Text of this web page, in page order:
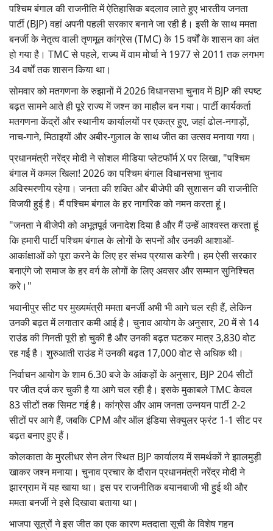
National
Latest News
Agriculture Conclave and NACOF
Awards 2022
Agri Start-Ups
Language
English Hindi
पश्चिम बंगाल की राजनीति में ऐतिहासिक बदलाव लाते हुए भारतीय जनता
पार्टी (BJP) वहां अपनी पहली सरकार बनाने जा रही है। इसी के साथ ममता
बनर्जी के नेतृत्व वाली तृणमूल कांग्रेस (TMC) के 15 वर्षों के शासन का अंत
हो गया है। TMC से पहले, राज्य में वाम मोर्चा ने 1977 से 2011 तक लगभग
34 वर्षों तक शासन किया था।
सोमवार को मतगणना के रुझानों में 2026 विधानसभा चुनाव में BJP की स्पष्ट
बढ़त सामने आते ही पूरे राज्य में जश्न का माहौल बन गया। पार्टी कार्यकर्ता
मतगणना केंद्रों और स्थानीय कार्यालयों पर एकत्र हुए, जहां ढोल-नगाड़ों,
नाच-गाने, मिठाइयों और अबीर-गुलाल के साथ जीत का उत्सव मनाया गया।
प्रधानमंत्री नरेंद्र मोदी ने सोशल मीडिया प्लेटफॉर्म X पर लिखा, "पश्चिम
बंगाल में कमल खिला! 2026 का पश्चिम बंगाल विधानसभा चुनाव
अविस्मरणीय रहेगा। जनता की शक्ति और बीजेपी की सुशासन की राजनीति
विजयी हुई है। मैं पश्चिम बंगाल के हर नागरिक को नमन करता हूं।
"जनता ने बीजेपी को अभूतपूर्व जनादेश दिया है और मैं उन्हें आश्वस्त करता हूं
कि हमारी पार्टी पश्चिम बंगाल के लोगों के सपनों और उनकी आशाओं-
आकांक्षाओं को पूरा करने के लिए हर संभव प्रयास करेगी। हम ऐसी सरकार
बनाएंगे जो समाज के हर वर्ग के लोगों के लिए अवसर और सम्मान सुनिश्चित
करे।"
भवानीपुर सीट पर मुख्यमंत्री ममता बनर्जी अभी भी आगे चल रही हैं, लेकिन
उनकी बढ़त में लगातार कमी आई है। चुनाव आयोग के अनुसार, 20 में से 14
राउंड की गिनती पूरी हो चुकी है और उनकी बढ़त घटकर मात्र 3,830 वोट
रह गई है। शुरुआती राउंड में उनकी बढ़त 17,000 वोट से अधिक थी।
निर्वाचन आयोग के शाम 6.30 बजे के आंकड़ों के अनुसार, BJP 204 सीटों
पर जीत दर्ज कर चुकी है या आगे चल रही है। इसके मुकाबले TMC केवल
83 सीटों तक सिमट गई है। कांग्रेस और आम जनता उन्नयन पार्टी 2-2
सीटों पर आगे हैं, जबकि CPM और ऑल इंडिया सेक्युलर फ्रंट 1-1 सीट पर
बढ़त बनाए हुए हैं।
कोलकाता के मुरलीधर सेन लेन स्थित BJP कार्यालय में समर्थकों ने झालमुड़ी
खाकर जश्न मनाया। चुनाव प्रचार के दौरान प्रधानमंत्री नरेंद्र मोदी ने
झारग्राम में यह खाया था। इस पर राजनीतिक बयानबाजी भी हुई थी और
ममता बनर्जी ने इसे दिखावा बताया था।
भाजपा सूत्रों ने इस जीत का एक कारण मतदाता सूची के विशेष गहन